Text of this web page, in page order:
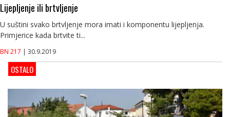
Lijepljenje ili brtvljenje
U suštini svako brtvljenje mora imati i komponentu lijepljenja.
Primjerice kada brtvite ti...
BN 217 | 30.9.2019
OSTALO